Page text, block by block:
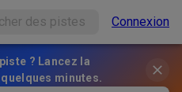
Connexion
? Lancez la
minutes.